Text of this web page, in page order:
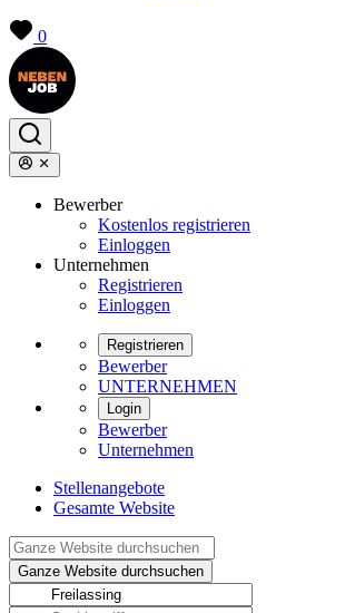
0
Bewerber
Kostenlos registrieren
Einloggen
Unternehmen
Registrieren
Einloggen
Registrieren
Bewerber
UNTERNEHMEN
Login
Bewerber
Unternehmen
Stellenangebote
Gesamte Website